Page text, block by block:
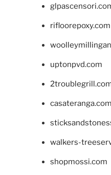
rifloorepoxy.com
uptonpvd.com
casateranga.com
walkers-
shopmossi.com